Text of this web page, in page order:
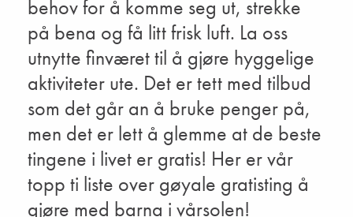
behov for å komme seg ut, strekke
på bena og få litt frisk luft. La oss
utnytte finværet til å gjøre hyggelige
aktiviteter ute. Det er tett med tilbud
som det går an å bruke penger på,
men det er lett å glemme at de beste
tingene i livet er gratis! Her er vår
topp ti liste over gøyale gratisting å
gjøre med barna i vårsolen!